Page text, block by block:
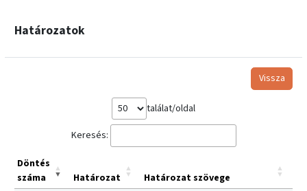
Határozatok
Vissza
találat/oldal
Keresés:
Döntés
száma
Határozat
Határozat szövege